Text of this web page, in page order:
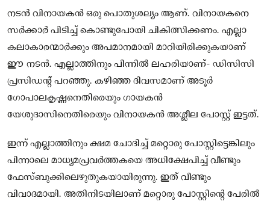
നടൻ വിനായകൻ ഒരു പൊതുശല്യം ആണ്. വിനായകനെ
സർക്കാർ പിടിച്ച് കൊണ്ടുപോയി ചികിത്സിക്കണം. എല്ലാ
കലാകാരന്മാർക്കും അപമാനമായി മാറിയിരിക്കുകയാണ്
ഈ നടൻ. എല്ലാത്തിനും പിന്നിൽ ലഹരിയാണ്- ഡിസിസി
പ്രസിഡന്റ് പറ‍ഞ്ഞു. കഴിഞ്ഞ ദിവസമാണ് അടൂർ
ഗോപാലകൃഷ്ണനെതിരെയും ഗായകൻ
യേശുദാസിനെതിരെയും വിനായകൻ അശ്ലീല പോസ്റ്റ് ഇട്ടത്.
ഇന്ന് എല്ലാത്തിനും ക്ഷമ ചോദിച്ച് മറ്റൊരു പോസ്റ്റിട്ടെങ്കിലും
പിന്നാലെ മാധ്യമപ്രവർത്തകയെ അധിക്ഷേപിച്ച് വീണ്ടും
ഫേസ്ബുക്കിലെഴുതുകയായിരുന്നു. ഇത് വീണ്ടും
വിവാദമായി. അതിനിടയിലാണ് മറ്റൊരു പോസ്റ്റിൻ്റെ പേരിൽ